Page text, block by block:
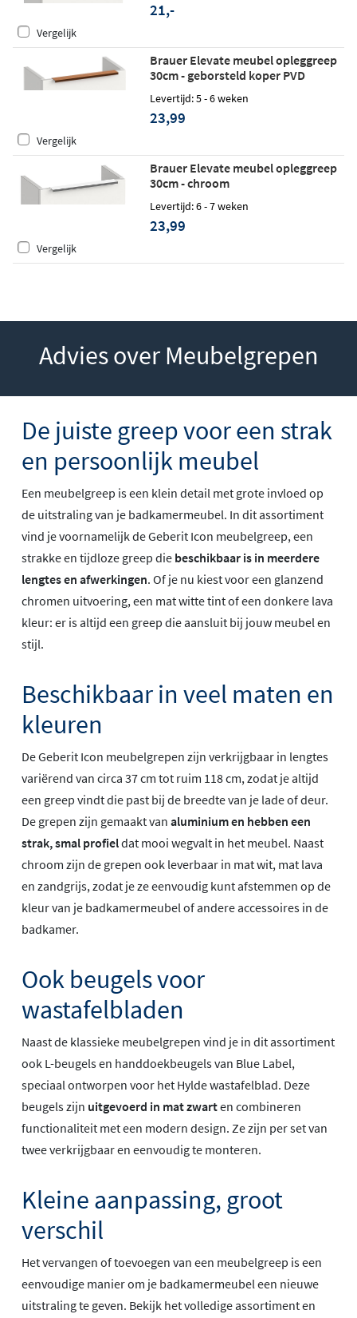
21,-
Vergelijk
Brauer Elevate meubel opleggreep
30cm - geborsteld koper PVD
Levertijd: 5 - 6 weken
23,99
Vergelijk
Brauer Elevate meubel opleggreep
30cm - chroom
Levertijd: 6 - 7 weken
23,99
Vergelijk
Advies over Meubelgrepen
De juiste greep voor een strak
en persoonlijk meubel
Een meubelgreep is een klein detail met grote invloed op
de uitstraling van je badkamermeubel. In dit assortiment
vind je voornamelijk de Geberit Icon meubelgreep, een
strakke en tijdloze greep die beschikbaar is in meerdere
lengtes en afwerkingen. Of je nu kiest voor een glanzend
chromen uitvoering, een mat witte tint of een donkere lava
kleur: er is altijd een greep die aansluit bij jouw meubel en
stijl.
Beschikbaar in veel maten en
kleuren
De Geberit Icon meubelgrepen zijn verkrijgbaar in lengtes
variërend van circa 37 cm tot ruim 118 cm, zodat je altijd
een greep vindt die past bij de breedte van je lade of deur.
De grepen zijn gemaakt van aluminium en hebben een
strak, smal profieldat mooi wegvalt in het meubel. Naast
chroom zijn de grepen ook leverbaar in mat wit, mat lava
en zandgrijs, zodat je ze eenvoudig kunt afstemmen op de
kleur van je badkamermeubel of andere accessoires in de
badkamer.
Ook beugels voor
wastafelbladen
Naast de klassieke meubelgrepen vind je in dit assortiment
ook L-beugels en handdoekbeugels van Blue Label,
speciaal ontworpen voor het Hylde wastafelblad. Deze
beugels zijn uitgevoerd in mat zwarten combineren
functionaliteit met een modern design. Ze zijn per set van
twee verkrijgbaar en eenvoudig te monteren.
Kleine aanpassing, groot
verschil
Het vervangen of toevoegen van een meubelgreep is een
eenvoudige manier om je badkamermeubel een nieuwe
uitstraling te geven. Bekijk het volledige assortiment en